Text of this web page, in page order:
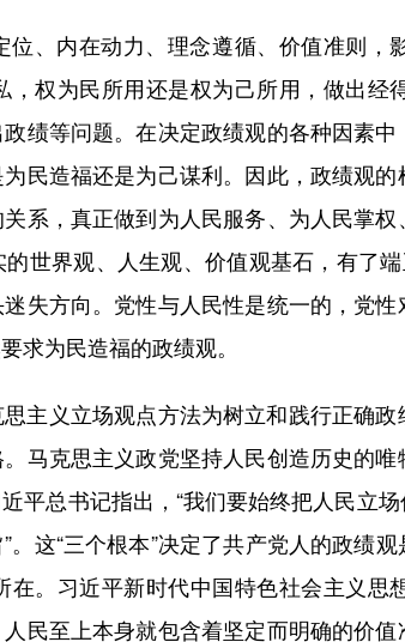
内在动力、理念遵循、价值准则，
权为民所用还是权为己所用，做出经
绩等问题。在决定政绩观的各种因素
民造福还是为己谋利。因此，政绩观的
系，真正做到为人民服务、为人民掌
世界观、人生观、价值观基石，有了
失方向。党性与人民性是统一的，党性
求为民造福的政绩观。
义立场观点方法为树立和践行正确政
马克思主义政党坚持人民创造历史的
平总书记指出，“我们要始终把人民立
这“三个根本”决定了共产党人的政绩
在。习近平新时代中国特色社会主义思
民至上本身就包含着坚定而明确的价